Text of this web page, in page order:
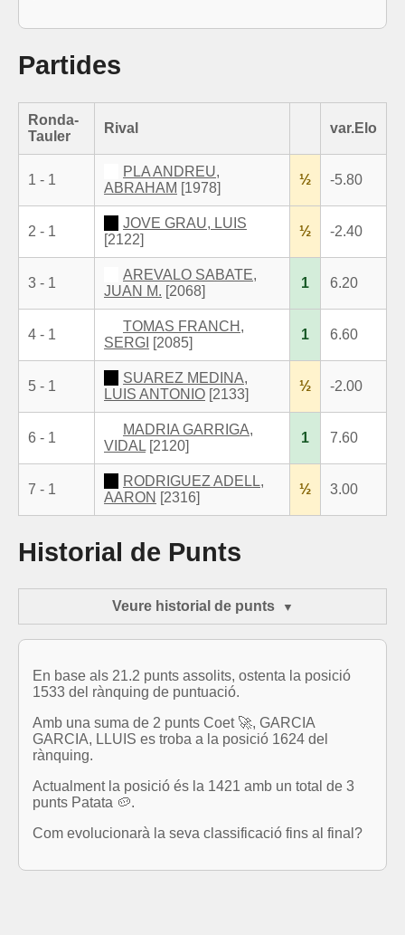
Partides
Ronda-
Tauler
Rival var.Elo
1 - 1
PLA ANDREU,
ABRAHAM [1978]
½ -5.80
2 - 1
JOVE GRAU, LUIS
[2122]
½ -2.40
3 - 1
AREVALO SABATE,
JUAN M. [2068]
1 6.20
4 - 1
TOMAS FRANCH,
SERGI [2085]
1 6.60
5 - 1
SUAREZ MEDINA,
LUIS ANTONIO [2133]
½ -2.00
6 - 1
MADRIA GARRIGA,
VIDAL [2120]
1 7.60
7 - 1
RODRIGUEZ ADELL,
AARON [2316]
½ 3.00
Historial de Punts
Veure historial de punts
En base als 21.2 punts assolits, ostenta la posició
1533 del rànquing de puntuació.
Amb una suma de 2 punts Coet 🚀, GARCIA
GARCIA, LLUIS es troba a la posició 1624 del
rànquing.
Actualment la posició és la 1421 amb un total de 3
punts Patata 🥔.
Com evolucionarà la seva classificació fins al final?